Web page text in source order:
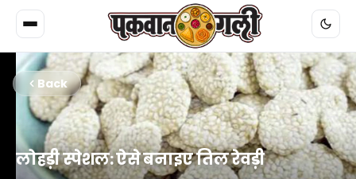
Back
लोहड़ी स्पेशल: ऐसे बनाइए तिल रेवड़ी